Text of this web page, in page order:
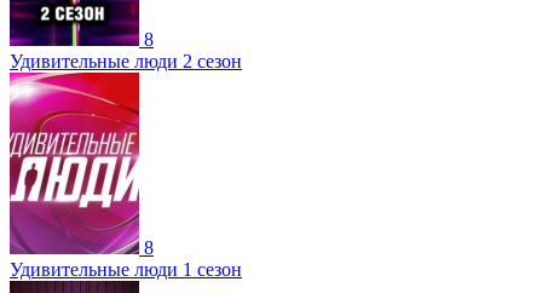
8
Удивительные люди 2 сезон
8
Удивительные люди 1 сезон